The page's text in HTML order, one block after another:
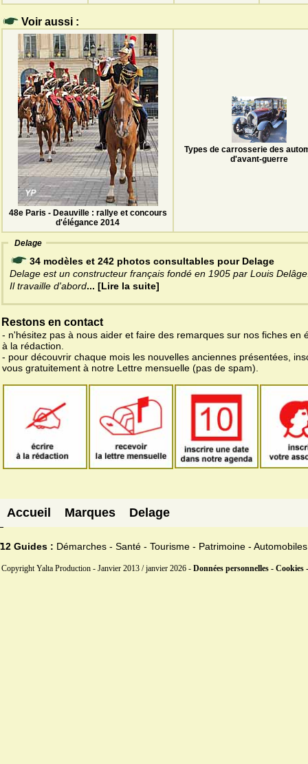
Voir aussi :
48e Paris - Deauville : rallye et concours
d'élégance 2014
Types de carrosserie des
d'avant-guerre
Delage
34 modèles et 242 photos consultables pour Delage
Delage est un constructeur français fondé en 1905 par Louis
Il travaille d'abord... [Lire la suite]
Restons en contact
- n'hésitez pas à nous aider et faire des remarques sur nos fiches en
à la rédaction.
- pour découvrir chaque mois les nouvelles anciennes présentées,
vous gratuitement à notre Lettre mensuelle (pas de spam).
Accueil Marques Delage
12 Guides : Démarches - Santé - Tourisme - Patrimoine - Automobiles
Copyright Yalta Production - Janvier 2013 / janvier 2026 - Données personnelles - Cookies